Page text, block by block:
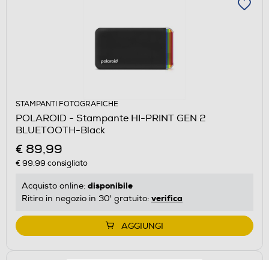
STAMPANTI FOTOGRAFICHE
POLAROID - Stampante HI-PRINT GEN 2
BLUETOOTH-Black
€ 89,99
€ 99,99 consigliato
Acquisto online: disponibile
Ritiro in negozio in 30' gratuito: verifica
AGGIUNGI